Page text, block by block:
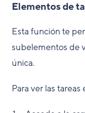
Elementos de
Esta función te
subelementos de
única.
Para ver las